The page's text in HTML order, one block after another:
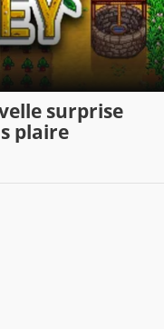
surprise
plaire